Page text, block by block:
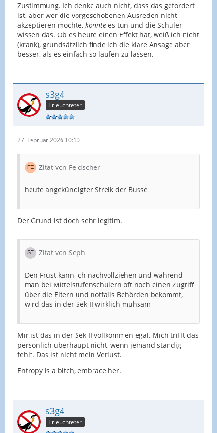
Zustimmung. Ich denke auch nicht, dass das gefordert
ist, aber wer die vorgeschobenen Ausreden nicht
akzeptieren möchte, könnte es tun und die Schüler
wissen das. Ob es heute einen Effekt hat, weiß ich nicht
(krank), grundsätzlich finde ich die klare Ansage aber
besser, als es einfach so laufen zu lassen.
s3g4
Erleuchteter
27. Februar 2026 10:10
Zitat von Feldscher
heute angekündigter Streik der Busse
Der Grund ist doch sehr legitim.
Zitat von Seph
Den Frust kann ich nachvollziehen und während
man bei Mittelstufenschülern oft noch einen Zugriff
über die Eltern und notfalls Behörden bekommt,
wird das in der Sek II wirklich mühsam
Mir ist das in der Sek II vollkommen egal. Mich trifft das
persönlich überhaupt nicht, wenn jemand ständig
fehlt. Das ist nicht mein Verlust.
Entropy is a bitch, embrace her.
s3g4
Erleuchteter